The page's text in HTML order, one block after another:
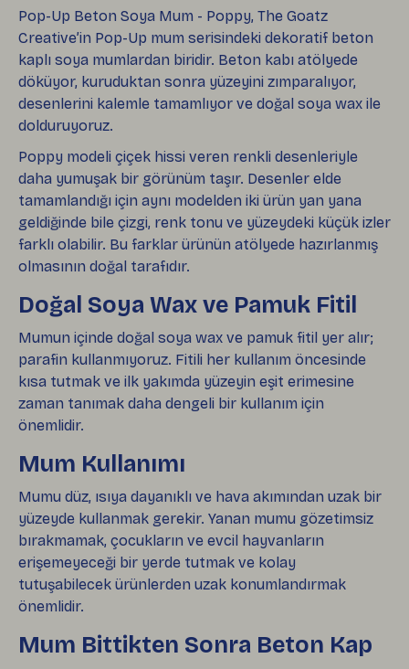
Pop-Up Beton Soya Mum - Poppy, The Goatz
Creative’in Pop-Up mum serisindeki dekoratif beton
kaplı soya mumlardan biridir. Beton kabı atölyede
döküyor, kuruduktan sonra yüzeyini zımparalıyor,
desenlerini kalemle tamamlıyor ve doğal soya wax ile
dolduruyoruz.
Poppy modeli çiçek hissi veren renkli desenleriyle
daha yumuşak bir görünüm taşır. Desenler elde
tamamlandığı için aynı modelden iki ürün yan yana
geldiğinde bile çizgi, renk tonu ve yüzeydeki küçük izler
farklı olabilir. Bu farklar ürünün atölyede hazırlanmış
olmasının doğal tarafıdır.
Doğal Soya Wax ve Pamuk Fitil
Mumun içinde doğal soya wax ve pamuk fitil yer alır;
parafin kullanmıyoruz. Fitili her kullanım öncesinde
kısa tutmak ve ilk yakımda yüzeyin eşit erimesine
zaman tanımak daha dengeli bir kullanım için
önemlidir.
Mum Kullanımı
Mumu düz, ısıya dayanıklı ve hava akımından uzak bir
yüzeyde kullanmak gerekir. Yanan mumu gözetimsiz
bırakmamak, çocukların ve evcil hayvanların
erişemeyeceği bir yerde tutmak ve kolay
tutuşabilecek ürünlerden uzak konumlandırmak
önemlidir.
Mum Bittikten Sonra Beton Kap